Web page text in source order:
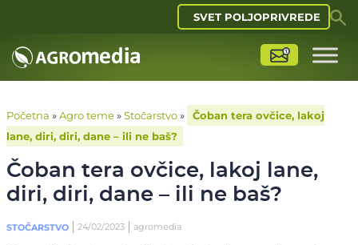
SVET POLJOPRIVREDE
Početna »Agro teme»Stočarstvo»
Čoban tera ovčice, lakoj
lane, diri, diri, dane – ili ne baš?
Čoban tera ovčice, lakoj lane,
diri, diri, dane – ili ne baš?
STOČARSTVO 24/02/2023 agromedia